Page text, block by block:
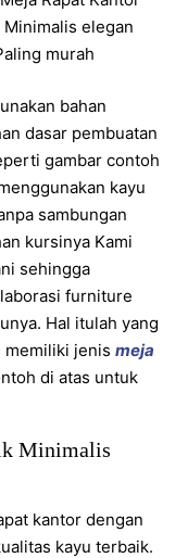
Minimalis elegan
murah
bahan
dasar pembuatan
gambar contoh
kayu
sambungan
kursinya Kami
sehingga
furniture
Hal itulah yang
memiliki jenismeja
di atas untuk
Minimalis
kantor dengan
kayu terbaik.